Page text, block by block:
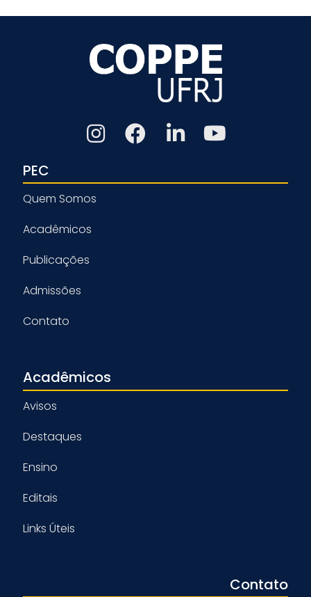
PEC
Quem Somos
Acadêmicos
Publicações
Admissões
Contato
Acadêmicos
Avisos
Destaques
Ensino
Editais
Links Úteis
Contato